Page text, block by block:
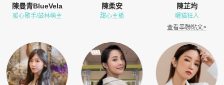
陳曼青BlueVela
暖心歌手/鼓林萌主
陳柔安
甜心主播
陳芷均
曬貓狂人
查看串聯貼文>